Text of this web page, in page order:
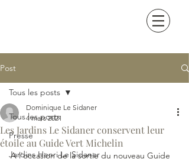
Post
Tous les posts
Presse
Jardins Henri Le Sidaner
Tous les posts
Les Jardins Le Sidaner conservent leur
étoile au Guide Vert Michelin
Dominique Le Sidaner
4 mars 2021
A l'occasion de la sortie du nouveau Guide